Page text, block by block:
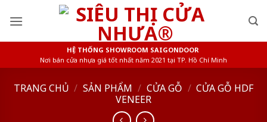
HỆ THỐNG SHOWROOM SAIGONDOOR
Nơi bán cửa nhựa giá tốt nhất năm 2021 tại TP. Hồ Chí Minh
TRANG CHỦ / SẢN PHẨM / CỬA GỖ / CỬA GỖ HDF
VENEER